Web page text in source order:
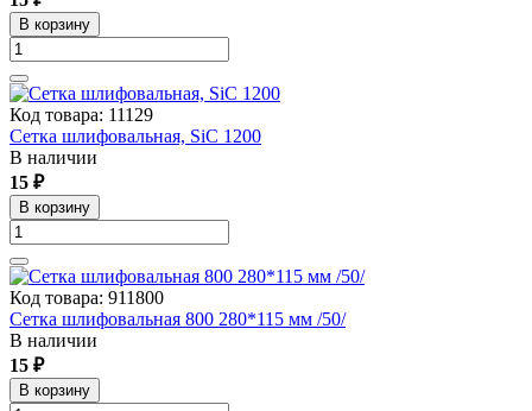
В корзину
Код товара: 11129
Сетка шлифовальная, SiC 1200
В наличии
15 ₽
В корзину
Код товара: 911800
Сетка шлифовальная 800 280*115 мм /50/
В наличии
15 ₽
В корзину